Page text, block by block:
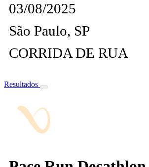
03/08/2025
São Paulo, SP
CORRIDA DE RUA
Resultados